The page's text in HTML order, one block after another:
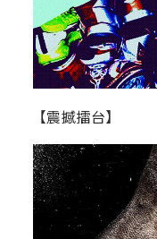
【震撼擂台】